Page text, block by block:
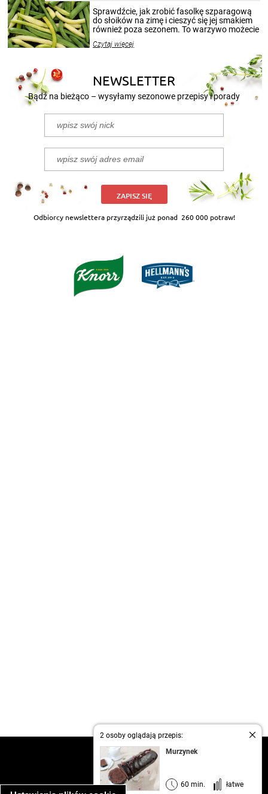
2 osoby oglądają przepis:
Murzynek
60 min. łatwe
patenty, które pozwolą zachować świeżość
przetworów.
Sprawdźcie, jak zrobić fasolkę szparagową
do słoików na zimę i cieszyć się jej smakiem
również poza sezonem. To warzywo możecie
nasze propozycje!
Czytaj więcej
NEWSLETTER
Bądź na bieżąco – wysyłamy sezonowe przepisy i porady
ZAPISZ SIĘ
Odbiorcy newslettera przyrządzili już ponad 260 000 potraw!
kontakt
regulamin
informacja o prywatności